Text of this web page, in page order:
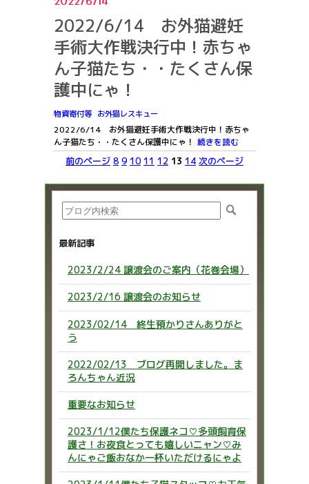
2022/6/14 お外猫避妊
手術大作戦決行中！赤ちゃ
ん子猫たち・・たくさん保
護中にゃ！
物資寄付等 お外猫レスキュー
2022/6/14 お外猫避妊手術大作戦決行中！赤ちゃ
ん子猫たち・・たくさん保護中にゃ！ 続きを読む
前のページ 8 9 10 11 12 13 14 次のページ
最新記事
2023/2/24 譲渡会のご案内（花巻会場）
2023/2/16 譲渡会のお知らせ
2023/02/14 終生預かりさんありがと
う
2022/02/13 ブログ再開しました。ま
ろんちゃん近況
重要なお知らせ
2023/1/12僕たち保護ネコ♡多頭飼育保
護さ！お夜食とっても嬉しいニャン♡み
んにゃご飯おなか一杯いただけるにゃよ